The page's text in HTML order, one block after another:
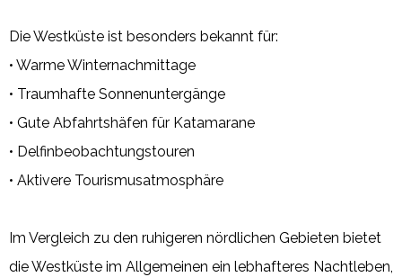
Die Westküste ist besonders bekannt für:
• Warme Winternachmittage
• Traumhafte Sonnenuntergänge
• Gute Abfahrtshäfen für Katamarane
• Delfinbeobachtungstouren
• Aktivere Tourismusatmosphäre
Im Vergleich zu den ruhigeren nördlichen Gebieten bietet
die Westküste im Allgemeinen ein lebhafteres Nachtleben,